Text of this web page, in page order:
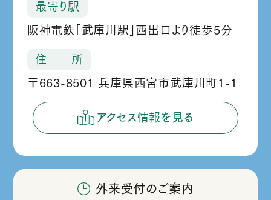
最寄り駅
阪神電鉄「武庫川駅」西出口より徒歩5分
住 所
〒663-8501 兵庫県西宮市武庫川町1-1
アクセス情報を見る
外来受付のご案内